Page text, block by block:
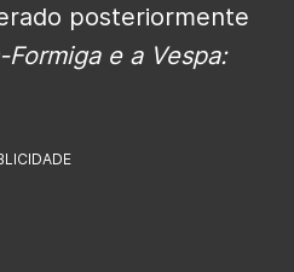
posteriormente
Formiga e a Vespa: